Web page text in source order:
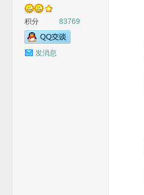
积分 83769
发消息